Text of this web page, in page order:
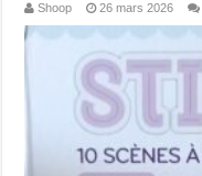
Shoop 26 mars 2026